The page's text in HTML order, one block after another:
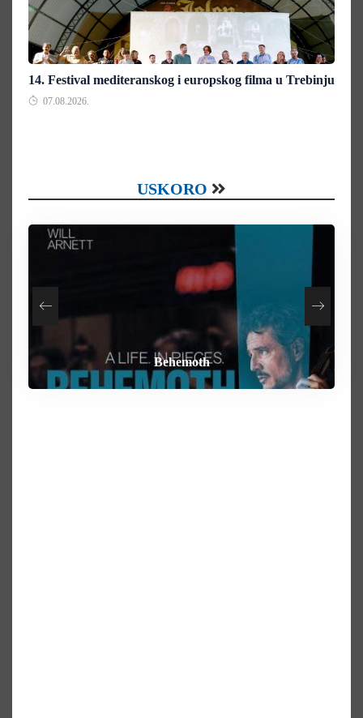
14. Festival mediteranskog i europskog filma u Trebinju
07.08.2026.
USKORO
Heart of the Beast
Behemoth
How To Rob A Bank
By Any Means